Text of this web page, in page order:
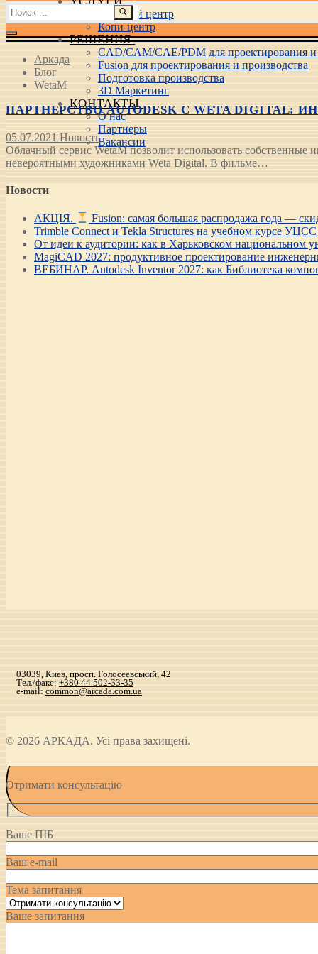
Учебный центр
Копи-центр
РЕШЕНИЯ
CAD/CAM/CAE/PDM для проектирования и
Fusion для проектирования и производства
Подготовка производства
3D Маркетинг
КОНТАКТЫ
О нас
Партнеры
Вакансии
Найти:
Аркада
Блог
WetaM
ПАРТНЕРСТВО AUTODESK С WETA DIGITAL:
05.07.2021 Новость
Облачный сервис WetaM позволит использовать
невероятными художниками Weta Digital. В фильме…
Новости
АКЦІЯ. Fusion: самая большая распродажа года —
Trimble Connect и Tekla Structures на учебном курсе УЦСС
От идеи к аудитории: как в Харьковском национальном
MagiCAD 2027: продуктивное проектирование
ВЕБИНАР. Autodesk Inventor 2027: как Библиотека
03039, Киев, просп. Голосеевський, 42
Тел./факс: +380 44 502-33-35
e-mail: common@arcada.com.ua
© 2026 АРКАДА. Усі права захищені.
Отримати консультацію
Ваше ПІБ
Ваш e-mail
Тема запитання
Ваше запитання